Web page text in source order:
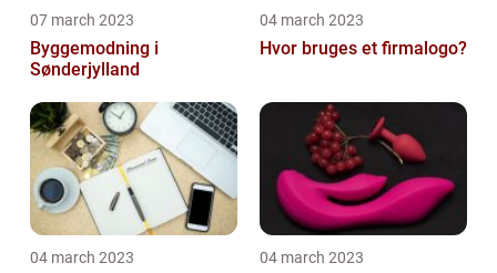
07 march 2023
Byggemodning i
Sønderjylland
04 march 2023
Hvor bruges et firmalogo?
04 march 2023 04 march 2023